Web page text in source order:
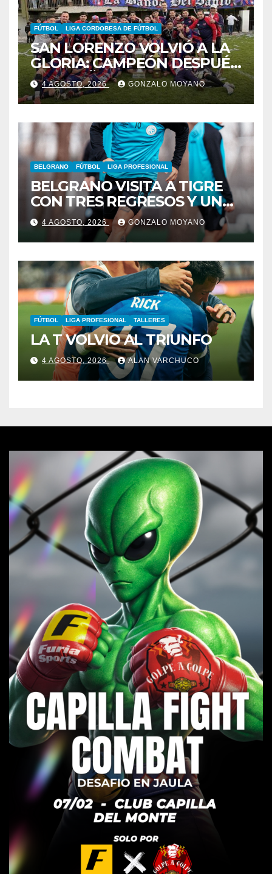
FÚTBOL LIGA CORDOBESA DE FÚTBOL
SAN LORENZO VOLVIÓ A LA
GLORIA: CAMPEÓN DESPUÉS
DE 42 AÑOS
4 AGOSTO, 2026 GONZALO MOYANO
BELGRANO FÚTBOL LIGA PROFESIONAL
BELGRANO VISITA A TIGRE
CON TRES REGRESOS Y UNA
BAJA OBLIGADA
4 AGOSTO, 2026 GONZALO MOYANO
FÚTBOL LIGA PROFESIONAL TALLERES
LA T VOLVIO AL TRIUNFO
4 AGOSTO, 2026 ALAN VARCHUCO